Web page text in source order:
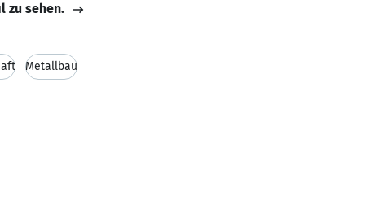
zu sehen.
Metallbau